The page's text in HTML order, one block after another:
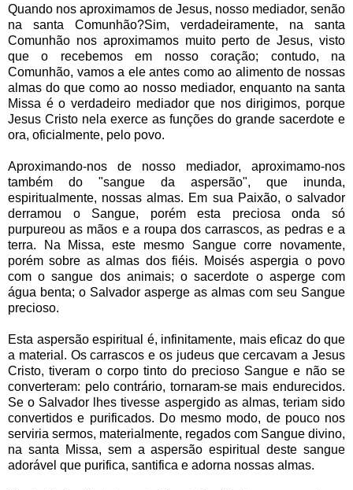
Quando nos aproximamos de Jesus, nosso mediador, senão
na santa Comunhão?Sim, verdadeiramente, na santa
Comunhão nos aproximamos muito perto de Jesus, visto
que o recebemos em nosso coração; contudo, na
Comunhão, vamos a ele antes como ao alimento de nossas
almas do que como ao nosso mediador, enquanto na santa
Missa é o verdadeiro mediador que nos dirigimos, porque
Jesus Cristo nela exerce as funções do grande sacerdote e
ora, oficialmente, pelo povo.
Aproximando-nos de nosso mediador, aproximamo-nos
também do "sangue da aspersão", que inunda,
espiritualmente, nossas almas. Em sua Paixão, o salvador
derramou o Sangue, porém esta preciosa onda só
purpureou as mãos e a roupa dos carrascos, as pedras e a
terra. Na Missa, este mesmo Sangue corre novamente,
porém sobre as almas dos fiéis. Moisés aspergia o povo
com o sangue dos animais; o sacerdote o asperge com
água benta; o Salvador asperge as almas com seu Sangue
precioso.
Esta aspersão espiritual é, infinitamente, mais eficaz do que
a material. Os carrascos e os judeus que cercavam a Jesus
Cristo, tiveram o corpo tinto do precioso Sangue e não se
converteram: pelo contrário, tornaram-se mais endurecidos.
Se o Salvador lhes tivesse aspergido as almas, teriam sido
convertidos e purificados. Do mesmo modo, de pouco nos
serviria sermos, materialmente, regados com Sangue divino,
na santa Missa, sem a aspersão espiritual deste sangue
adorável que purifica, santifica e adorna nossas almas.